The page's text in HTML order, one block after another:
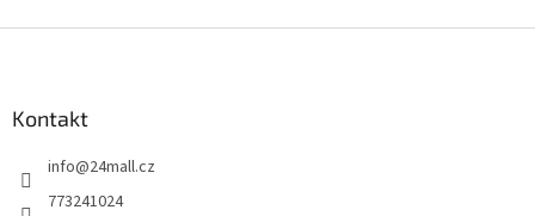
Kontakt
info@24mall.cz
773241024